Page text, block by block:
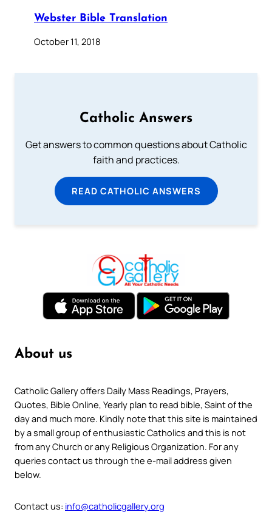
Webster Bible Translation
October 11, 2018
Catholic Answers
Get answers to common questions about Catholic
faith and practices.
READ CATHOLIC ANSWERS
About us
Catholic Gallery offers Daily Mass Readings, Prayers,
Quotes, Bible Online, Yearly plan to read bible, Saint of the
day and much more. Kindly note that this site is maintained
by a small group of enthusiastic Catholics and this is not
from any Church or any Religious Organization. For any
queries contact us through the e-mail address given
below.
Contact us: info@catholicgallery.org